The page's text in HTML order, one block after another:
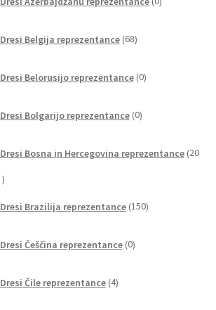
izdelkov
Dresi Belgija reprezentance 68izdelkov
Dresi Belorusijo reprezentance 0izdelkov
Dresi Bolgarijo reprezentance 0izdelkov
Dresi Bosna in Hercegovina reprezentance 20
20
Dresi Brazilija reprezentance 150izdelkov
Dresi Češčina reprezentance 0izdelkov
Dresi Čile reprezentance 4izdelki